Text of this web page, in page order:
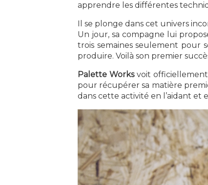
apprendre les différentes
Il se plonge dans cet univers
Un jour, sa compagne lui
trois semaines seulement pour
produire. Voilà son premier
Palette Worksvoit
pour récupérer sa matière
dans cette activité en l’aidant